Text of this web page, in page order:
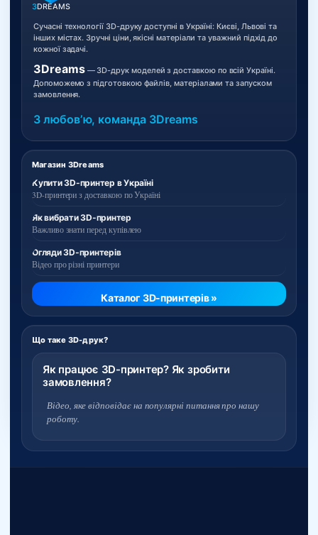
Магазин 3Dreams
Купити 3D-принтер в Україні
3D-принтери з доставкою по Україні
Як вибрати 3D-принтер
Важливо знати перед купівлею
Огляди 3D-принтерів
Відео про різні принтери
Каталог 3D-принтерів »
Що таке 3D-друк?
Як працює 3D-принтер? Як зробити
замовлення?
Відео, яке відповідає на популярні питання про нашу
роботу.
3DREAMS
Сучасні технології 3D-друку доступні в Україні: Києві, Львові та
інших містах. Зручні ціни, якісні матеріали та уважний підхід до
кожної задачі.
3Dreams— 3D-друк моделей з доставкою по всій Україні.
Допоможемо з підготовкою файлів, матеріалами та запуском
замовлення.
З любовʼю, команда 3Dreams